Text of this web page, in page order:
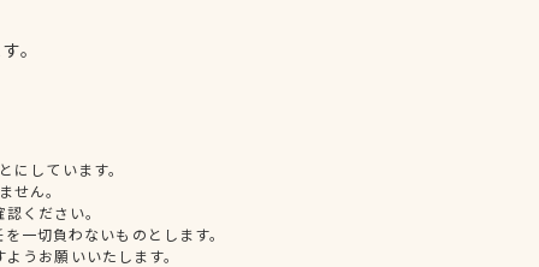
。
しています。
せん。
ください。
一切負わないものとします。
うお願いいたします。